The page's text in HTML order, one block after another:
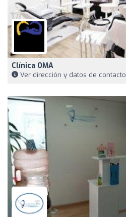
Clínica OMA
Ver dirección y datos de contacto